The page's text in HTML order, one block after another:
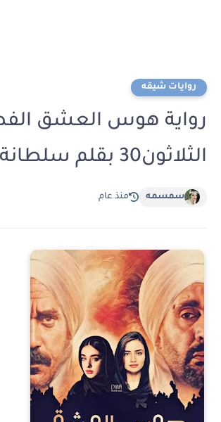
روايات شيقه
رواية هوس العشق
الثلاثون30 بقلم سلطانة القلم
سمسمه منذ عام